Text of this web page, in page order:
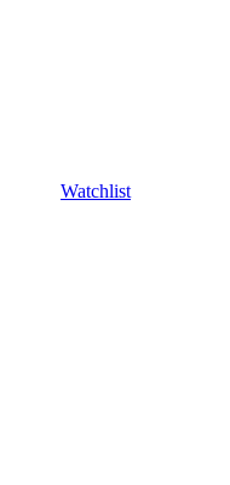
Watchlist